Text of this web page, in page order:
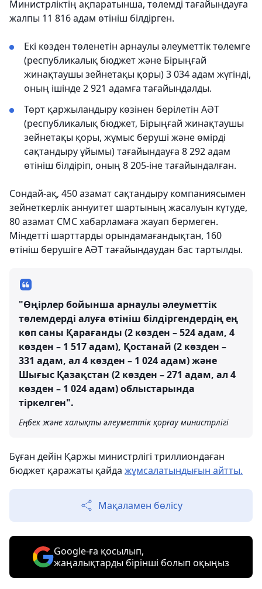
Министрліктің ақпаратынша, төлемді тағайындауға
жалпы 11 816 адам өтініш білдірген.
Екі көзден төленетін арнаулы әлеуметтік төлемге
(республикалық бюджет және Бірыңғай
жинақтаушы зейнетақы қоры) 3 034 адам жүгінді,
оның ішінде 2 921 адамға тағайындалды.
Төрт қаржыландыру көзінен берілетін АӘТ
(республикалық бюджет, Бірыңғай жинақтаушы
зейнетақы қоры, жұмыс беруші және өмірді
сақтандыру ұйымы) тағайындауға 8 292 адам
өтініш білдіріп, оның 8 205-іне тағайындалған.
Сондай-ақ, 450 азамат сақтандыру компаниясымен
зейнеткерлік аннуитет шартының жасалуын күтуде,
80 азамат СМС хабарламаға жауап бермеген.
Міндетті шарттарды орындамағандықтан, 160
өтініш берушіге АӘТ тағайындаудан бас тартылды.
"Өңірлер бойынша арнаулы әлеуметтік
төлемдерді алуға өтініш білдіргендердің ең
көп саны Қарағанды ​​(2 көзден – 524 адам, 4
көзден – 1 517 адам), Қостанай (2 көзден –
331 адам, ал 4 көзден – 1 024 адам) және
Шығыс Қазақстан (2 көзден – 271 адам, ал 4
көзден – 1 024 адам) облыстарында
тіркелген".
Еңбек және халықты әлеуметтік қорғау министрлігі
Бұған дейін Қаржы министрлігі триллиондаған
бюджет қаражаты қайда жұмсалатындығын айтты.
Мақаламен бөлісу
Google-ға қосылып,
жаңалықтарды бірінші болып оқыңыз